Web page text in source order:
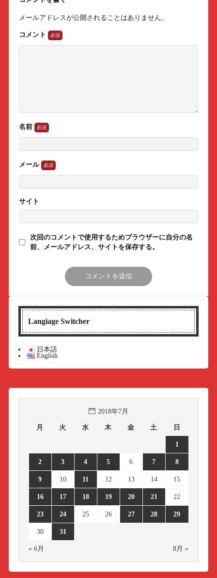
メールアドレスが公開されることはありません。
コメント
名前
メール
サイト
次回のコメントで使用するためブラウザーに自分の名
前、メールアドレス、サイトを保存する。
Langiage Switcher
日本語
English
2018年7月
月 火 水 木 金 土 日
1
2 3 4 5 6 7 8
9 10 11 12 13 14 15
16 17 18 19 20 21 22
23 24 25 26 27 28 29
30 31
« 6月 8月 »